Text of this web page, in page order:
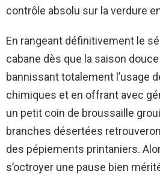
contrôle absolu sur la verdure
En rangeant définitivement le
cabane dès que la saison
bannissant totalement l’usage
chimiques et en offrant avec
un petit coin de broussaille
branches désertées
des pépiements printaniers.
s’octroyer une pause bien